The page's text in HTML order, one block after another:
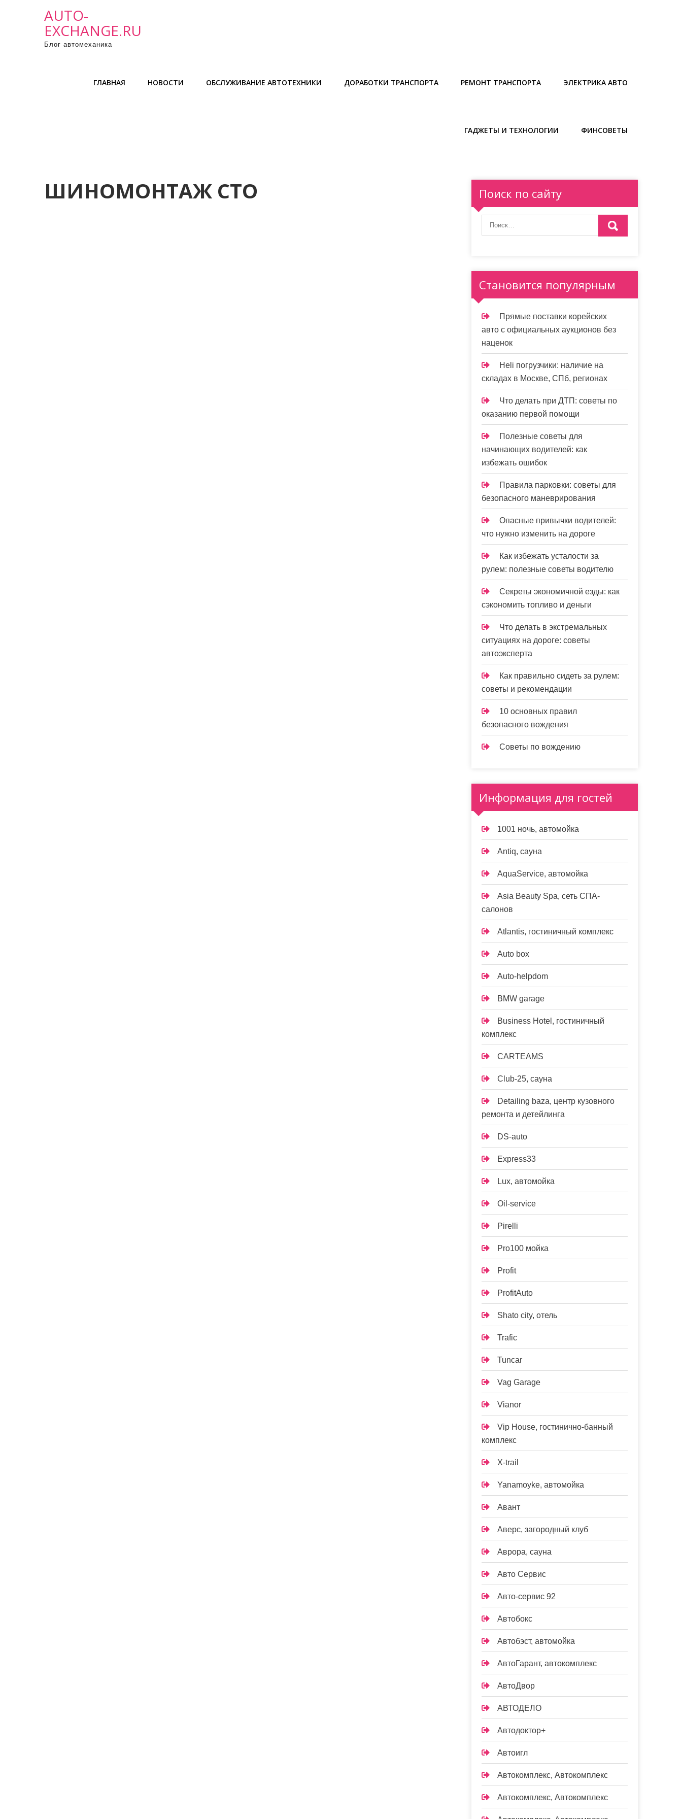
AUTO-
EXCHANGE.RU
Блог автомеханика
ГЛАВНАЯ НОВОСТИ ОБСЛУЖИВАНИЕ АВТОТЕХНИКИ ДОРАБОТКИ ТРАНСПОРТА РЕМОНТ ТРАНСПОРТА ЭЛЕКТРИКА АВТО
ГАДЖЕТЫ И ТЕХНОЛОГИИ ФИНСОВЕТЫ
ШИНОМОНТАЖ СТО Поиск по сайту
Становится популярным
Прямые поставки корейских
авто с официальных аукционов без
наценок
Heli погрузчики: наличие на
складах в Москве, СПб, регионах
Что делать при ДТП: советы по
оказанию первой помощи
Полезные советы для
начинающих водителей: как
избежать ошибок
Правила парковки: советы для
безопасного маневрирования
Опасные привычки водителей:
что нужно изменить на дороге
Как избежать усталости за
рулем: полезные советы водителю
Секреты экономичной езды: как
сэкономить топливо и деньги
Что делать в экстремальных
ситуациях на дороге: советы
автоэксперта
Как правильно сидеть за рулем:
советы и рекомендации
10 основных правил
безопасного вождения
Советы по вождению
Информация для гостей
1001 ночь, автомойка
Antiq, сауна
AquaService, автомойка
Asia Beauty Spa, сеть СПА-
салонов
Atlantis, гостиничный комплекс
Auto box
Auto-helpdom
BMW garage
Business Hotel, гостиничный
комплекс
CARTEAMS
Club-25, сауна
Detailing baza, центр кузовного
ремонта и детейлинга
DS-auto
Express33
Lux, автомойка
Oil-service
Pirelli
Pro100 мойка
Profit
ProfitAuto
Shato city, отель
Trafic
Tuncar
Vag Garage
Vianor
Vip House, гостинично-банный
комплекс
X-trail
Yanamoyke, автомойка
Авант
Аверс, загородный клуб
Аврора, сауна
Авто Сервис
Авто-сервис 92
Автобокс
Автобэст, автомойка
АвтоГарант, автокомплекс
АвтоДвор
АВТОДЕЛО
Автодоктор+
Автоигл
Автокомплекс, Автокомплекс
Автокомплекс, Автокомплекс